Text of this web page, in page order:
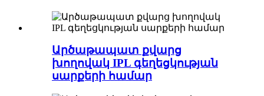
Արծաթապատ քվարց
խողովակ IPL գեղեցկության
սարքերի համար